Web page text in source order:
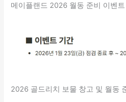
메이플랜드 2026 월동 준비 이벤
2026 골드리치 보물 창고 및 월동